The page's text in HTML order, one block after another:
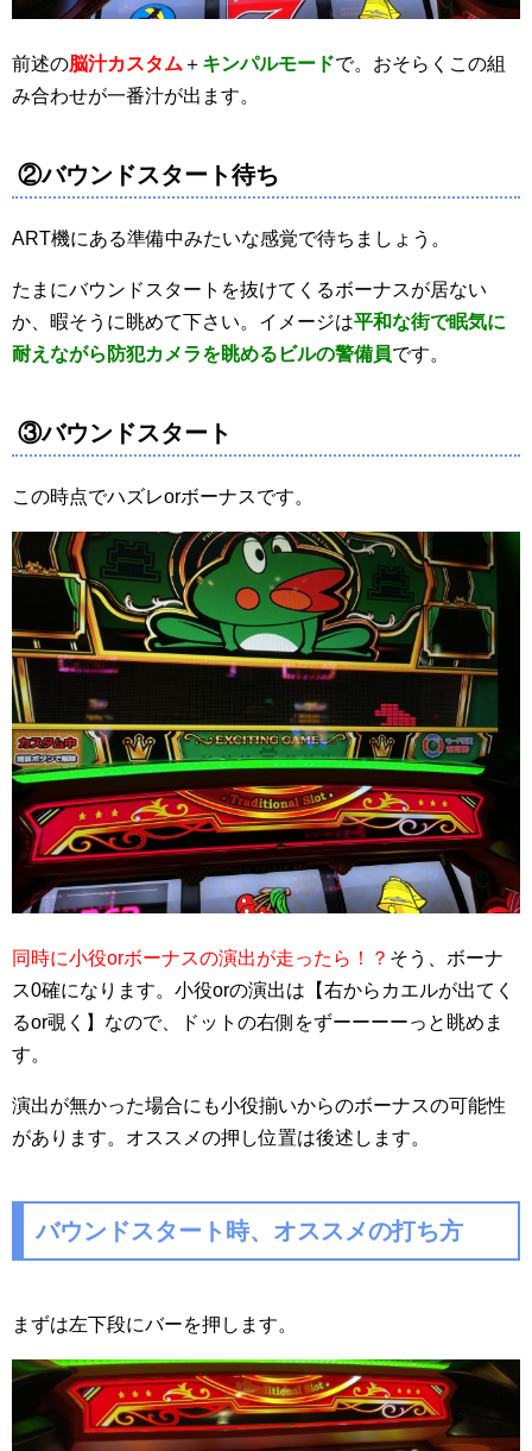
前述の脳汁カスタム ＋ キンパルモードで。おそらくこの組
み合わせが一番汁が出ます。
②バウンドスタート待ち
ART機にある準備中みたいな感覚で待ちましょう。
たまにバウンドスタートを抜けてくるボーナスが居ない
か、暇そうに眺めて下さい。イメージは平和な街で眠気に
耐えながら防犯カメラを眺めるビルの警備員です。
③バウンドスタート
この時点でハズレorボーナスです。
同時に小役orボーナスの演出が走ったら！？ そう、ボーナ
ス0確になります。小役orの演出は【右からカエルが出てく
るor覗く】なので、ドットの右側をずーーーーっと眺めま
す。
演出が無かった場合にも小役揃いからのボーナスの可能性
があります。オススメの押し位置は後述します。
バウンドスタート時、オススメの打ち方
まずは左下段にバーを押します。